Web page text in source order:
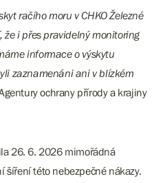
račího moru v CHKO Železné
že i přes pravidelný monitoring
informace o výskytu
zaznamenáni ani v blízkém
ochrany přírody a krajiny
26. 6. 2026 mimořádná
šíření této nebezpečné nákazy.